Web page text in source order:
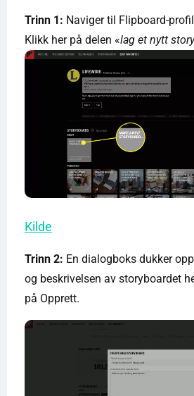
Trinn 1: Naviger til Flipboard-
Klikk her på delen «lag et nytt
Kilde
Trinn 2: En dialogboks dukker
og beskrivelsen av storyboardet
på Opprett.